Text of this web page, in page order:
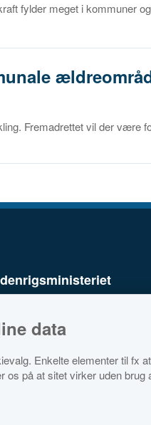
fylder meget i kommuner
Fremadrettet vil der være
data
Enkelte elementer til fx
på at sitet virker uden brug